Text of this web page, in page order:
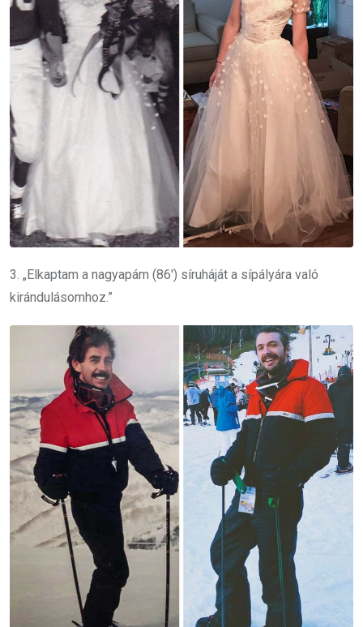
3. „Elkaptam a nagyapám (86′) síruháját a sípályára való
kirándulásomhoz.”